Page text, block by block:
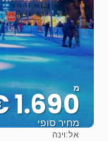
מ
1.690 €
מחיר סופי
אל:וינה